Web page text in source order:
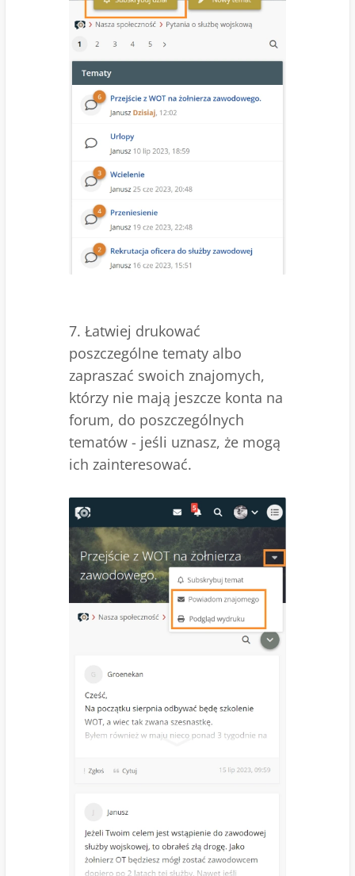
7. Łatwiej drukować
poszczególne tematy albo
zapraszać swoich znajomych,
którzy nie mają jeszcze konta na
forum, do poszczególnych
tematów - jeśli uznasz, że mogą
ich zainteresować.